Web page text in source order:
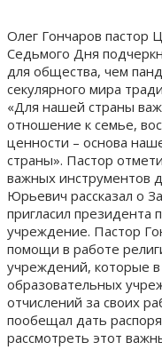
Олег Гончаров пастор
Седьмого Дня
для общества, чем
секулярного мира
«Для нашей страны
отношение к семье,
ценности – основа
страны». Пастор
важных инструментов
Юрьевич рассказал о
пригласил президента
учреждение. Пастор
помощи в работе
учреждений, которые
образовательных
отчислений за своих
пообещал дать
рассмотреть этот